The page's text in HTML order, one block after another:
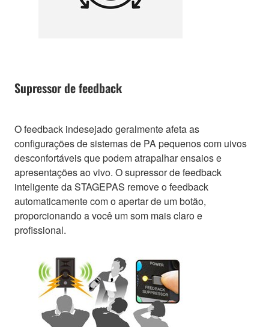
Supressor de feedback
O feedback indesejado geralmente afeta as
configurações de sistemas de PA pequenos com uivos
desconfortáveis que podem atrapalhar ensaios e
apresentações ao vivo. O supressor de feedback
inteligente da STAGEPAS remove o feedback
automaticamente com o apertar de um botão,
proporcionando a você um som mais claro e
profissional.